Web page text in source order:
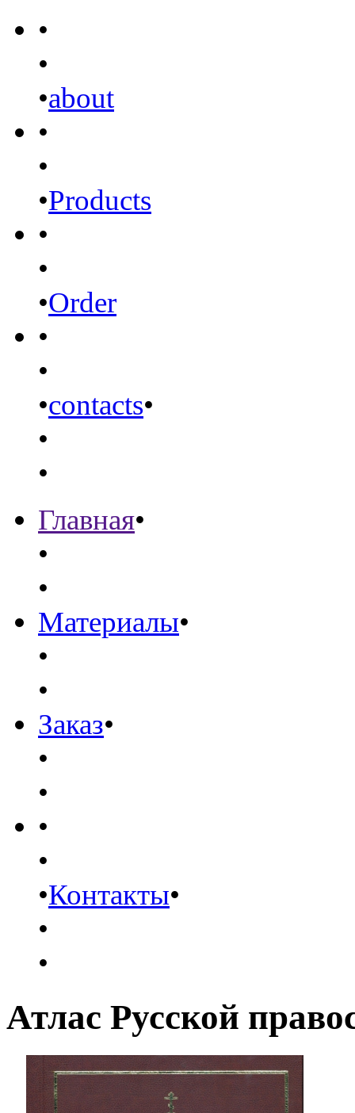
•
•
•about
•
•
•Products
•
•
•Order
•
•
•contacts•
•
•
Главная•
•
•
Материалы•
•
•
Заказ•
•
•
•
•
•Контакты•
•
•
Атлас Русской